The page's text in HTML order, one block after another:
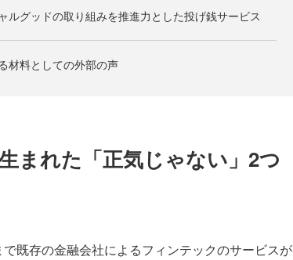
ルグッドの取り組みを推進力とした投げ銭サービス
材料としての外部の声
まれた「正気じゃない」2つ
で既存の金融会社によるフィンテックのサービスが